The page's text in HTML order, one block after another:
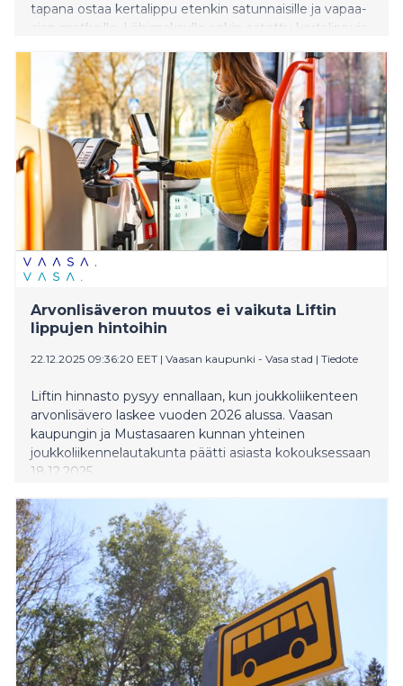
tapana ostaa kertalippu etenkin satunnaisille ja vapaa-
ajan matkoille. Lähimaksulla onkin ostettu kertalippuja
myytiin Helsingissä elokuussa 2025 järjestetyn Flow
Festival -musiikki- ja kaupunkikulttuurifestivaalin
viikolla.
Arvonlisäveron muutos ei vaikuta Liftin
lippujen hintoihin
22.12.2025 09:36:20 EET | Vaasan kaupunki - Vasa stad | Tiedote
Liftin hinnasto pysyy ennallaan, kun joukkoliikenteen
arvonlisävero laskee vuoden 2026 alussa. Vaasan
kaupungin ja Mustasaaren kunnan yhteinen
joukkoliikennelautakunta päätti asiasta kokouksessaan
18.12.2025.